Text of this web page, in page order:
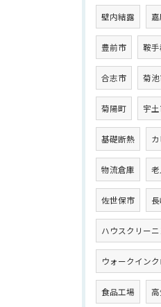
壁内結露
豊前市 鞍手
合志市 菊
菊陽町 宇
基礎断熱
物流倉庫
佐世保市
ハウスクリー
ウォークイン
食品工場